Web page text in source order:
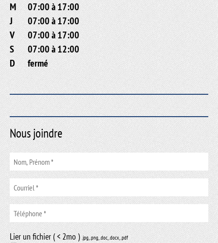
M
07:00 à 17:00
J
07:00 à 17:00
V
07:00 à 17:00
S
07:00 à 12:00
D
fermé
Nous joindre
Lier un fichier ( < 2mo ).jpg, .png, .doc, .docx, .pdf